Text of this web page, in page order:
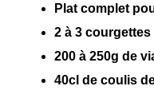
Plat complet
2 à 3
200 à 250g de
40cl de coulis